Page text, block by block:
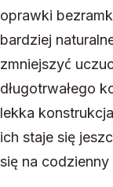
oprawki
bardziej
zmniejszyć
długotrwałego
lekka
ich staje się
się na